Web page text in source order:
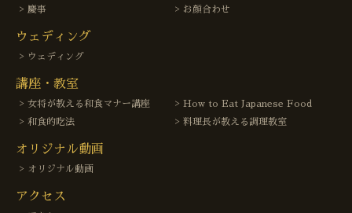
慶事
お顔合わせ
ウェディング
ウェディング
講座・教室
女将が教える和食マナー講座
How to Eat Japanese Food
和食的吃法
料理長が教える調理教室
オリジナル動画
オリジナル動画
アクセス